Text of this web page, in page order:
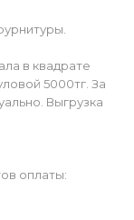
в квадрате
5000тг. За
Выгрузка
оплаты: